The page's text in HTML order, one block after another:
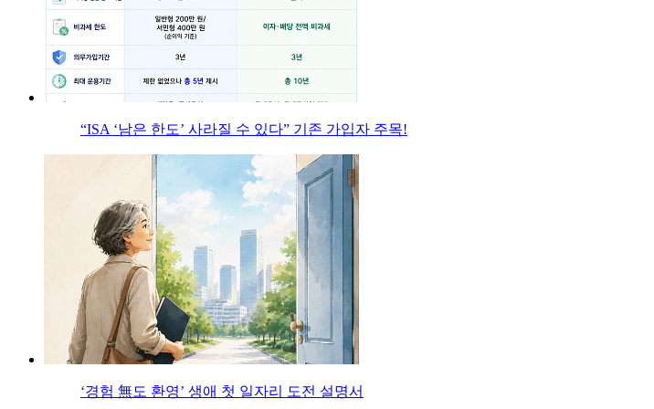
“ISA ‘남은 한도’ 사라질 수 있다” 기존 가입자 주목!
‘경험 無도 환영’ 생애 첫 일자리 도전 설명서